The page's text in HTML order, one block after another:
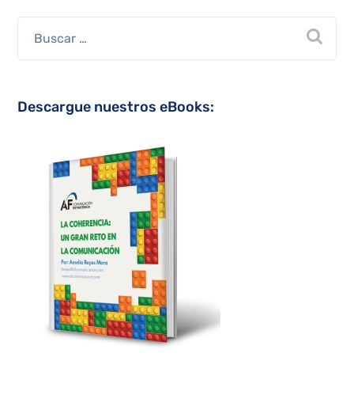
Descargue nuestros eBooks: